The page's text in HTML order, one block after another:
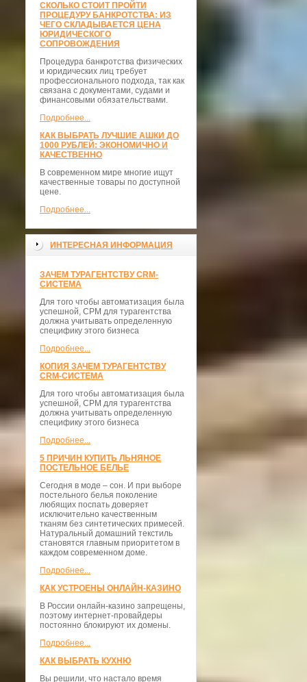
СКОЛЬКО СТОИТ ПРОЙТИ
ПРОЦЕДУРУ БАНКРОТСТВА: ИЗ
ЧЕГО СКЛАДЫВАЕТСЯ ЦЕНА
ЮРИДИЧЕСКОГО
СОПРОВОЖДЕНИЯ
Процедура банкротства физических
и юридических лиц требует
профессионального подхода, так как
связана с документами, судами и
финансовыми обязательствами.
Подробнее...
КАК ВЫБРАТЬ ЛУЧШИЕ АШКИ ДО
1000 РУБЛЕЙ: ЭКОНОМИЧНО И
КАЧЕСТВЕННО
В современном мире многие ищут
качественные товары по доступной
цене.
Подробнее...
ИНТЕРЕСНАЯ ИНФОРМАЦИЯ
ЗАЧЕМ ТУРАГЕНТСТВУ CRM-
СИСТЕМА
Для того чтобы автоматизация была
успешной, СРМ для турагентства
должна учитывать определенную
специфику этого бизнеса
Подробнее...
КОПИЯ ЗАЧЕМ ТУРАГЕНТСТВУ
CRM-СИСТЕМА
Для того чтобы автоматизация была
успешной, СРМ для турагентства
должна учитывать определенную
специфику этого бизнеса
Подробнее...
5 ПРИЧИН КУПИТЬ ЛЬНЯНОЕ
ПОСТЕЛЬНОЕ БЕЛЬЕ
Сегодня в моде – сон. И при выборе
постельного белья поколение
любящих поспать доверяет
исключительно качественным
тканям без синтетических примесей.
Натуральный домашний текстиль
становятся главным приоритетом в
каждом современном доме.
Подробнее...
КАК УСТРОЕНЫ ОНЛАЙН-КАЗИНО
В России онлайн-казино запрещены,
поэтому интернет-провайдеры
постоянно блокируют их домены.
Подробнее...
КАК ВЫБРАТЬ КУХНЮ
Вы решили, что настало время